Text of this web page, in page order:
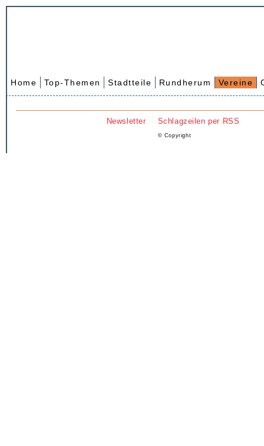
Home Top-Themen Stadtteile Rundherum Vereine
Newsletter Schlagzeilen per RSS
© Copyright